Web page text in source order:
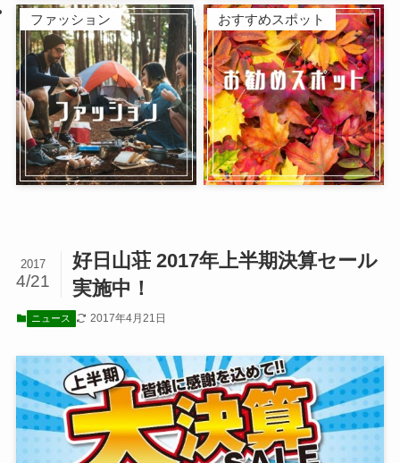
ファッション おすすめスポット
好日山荘 2017年上半期決算セール
実施中！
2017
4/21
ニュース 2017年4月21日